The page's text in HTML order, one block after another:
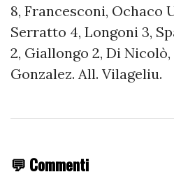
8, Francesconi, Ochaco
Serratto 4, Longoni 3,
2, Giallongo 2, Di
Gonzalez. All. Vilageliu.
💬 Commenti